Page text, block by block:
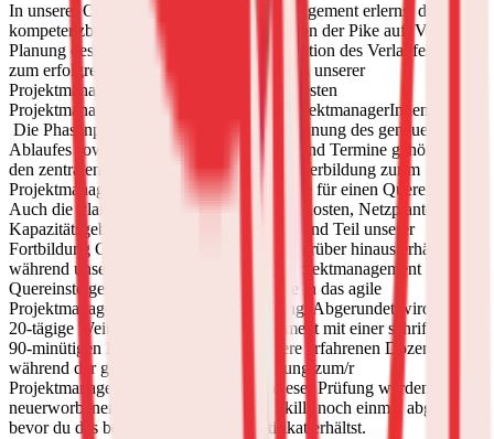
In unserer Online Fortbildung Projektmanagement erlernst du
kompetenzbasiertes Projektmanagement von der Pike auf. Von der
Planung des Projektes über die Dokumentation des Verlaufes bis hin
zum erfolgreichen Abschluss erwirbst du in unserer
Projektmanagement Schulung die relevantesten
ProjektmanagerInnen Skills für deinen ProjektmanagerInnen Alltag.
Die Phasenplanung für das Projekt, die Planung des genauen
Ablaufes sowie die Festsetzung der Ziele und Termine gehören zu
den zentralen Aspekten unserer online Weiterbildung zur/m
ProjektmanagerIn als essenzielle Grundlage für einen Quereinstieg.
Auch die Planung und Überwachung der Kosten, Netzplantechnik,
Kapazitätsgebirge und Risikobetrachtung sind Teil unserer
Fortbildung GPM Projektmanagement.
Darüber hinaus erhältst du
während unserer Online Weiterbildung Projektmanagement für
QuereinsteigerInnen spannende Einblicke in das agile
Projektmanagement und die agile Führung. Abgerundet wird unsere
20-tägige Weiterbildung Projektmanagement mit einer schriftlichen
90-minütigen Prüfung, auf die dich unsere erfahrenen DozentInnen
während der gesamten Zeit der Fortbildung zum/r
ProjektmanagerInnen vorbereiten.
In dieser Prüfung werden deine
neuerworbenen ProjektmanagerInnen Skills noch einmal abgefragt,
bevor du das begehrte GPM Basiszertifikat erhältst.